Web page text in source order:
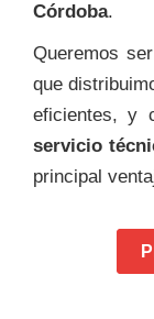
Córdoba.
Queremos
que
eficientes, y
servicio
principal